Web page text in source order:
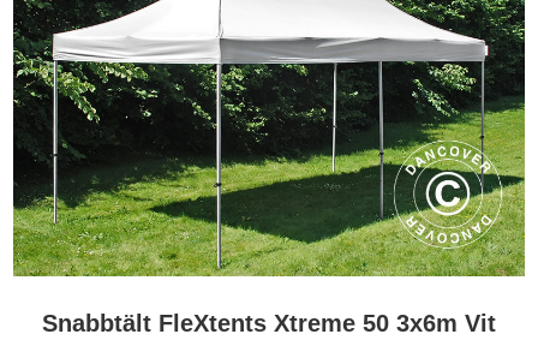
Snabbtält FleXtents Xtreme 50 3x6m Vit